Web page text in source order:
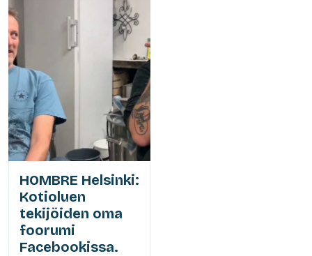
HOMBRE Helsinki:
Kotioluen
tekijöiden oma
foorumi
Facebookissa.